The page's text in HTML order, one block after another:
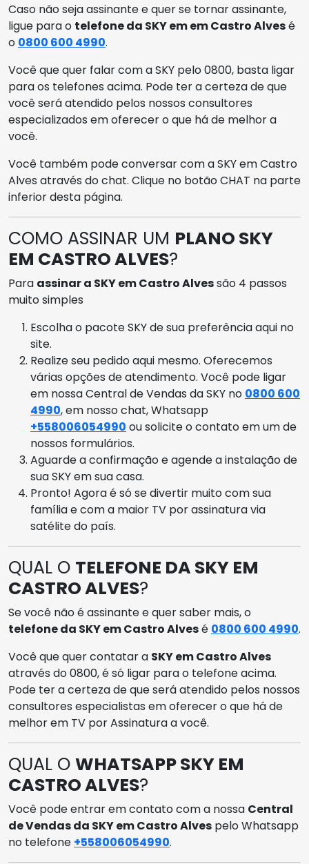
Caso não seja assinante e quer se tornar assinante,
ligue para o telefone da SKY em em Castro Alvesé
o 0800 600 4990.
Você que quer falar com a SKY pelo 0800, basta ligar
para os telefones acima. Pode ter a certeza de que
você será atendido pelos nossos consultores
especializados em oferecer o que há de melhor a
você.
Você também pode conversar com a SKY em Castro
Alves através do chat. Clique no botão CHAT na parte
inferior desta página.
COMO ASSINAR UM PLANO SKY
EM CASTRO ALVES?
Para assinar a SKY em Castro Alvessão 4 passos
muito simples
Escolha o pacote SKY de sua preferência aqui no
site.
Realize seu pedido aqui mesmo. Oferecemos
várias opções de atendimento. Você pode ligar
em nossa Central de Vendas da SKY no 0800 600
4990, em nosso chat, Whatsapp
+558006054990 ou solicite o contato em um de
nossos formulários.
Aguarde a confirmação e agende a instalação de
sua SKY em sua casa.
Pronto! Agora é só se divertir muito com sua
família e com a maior TV por assinatura via
satélite do país.
QUAL O TELEFONE DA SKY EM
CASTRO ALVES?
Se você não é assinante e quer saber mais, o
telefone da SKY em Castro Alvesé 0800 600 4990.
Você que quer contatar a SKY em Castro Alves
através do 0800, é só ligar para o telefone acima.
Pode ter a certeza de que será atendido pelos nossos
consultores especialistas em oferecer o que há de
melhor em TV por Assinatura a você.
QUAL O WHATSAPP SKY EM
CASTRO ALVES?
Você pode entrar em contato com a nossa Central
de Vendas da SKY em Castro Alves pelo Whatsapp
no telefone +558006054990.